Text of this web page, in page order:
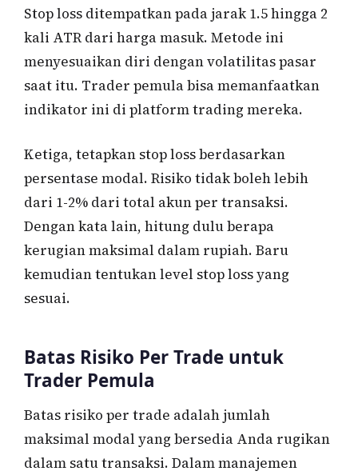
Stop loss ditempatkan pada jarak 1.5 hingga 2
kali ATR dari harga masuk. Metode ini
menyesuaikan diri dengan volatilitas pasar
saat itu. Trader pemula bisa memanfaatkan
indikator ini di platform trading mereka.
Ketiga, tetapkan stop loss berdasarkan
persentase modal. Risiko tidak boleh lebih
dari 1-2% dari total akun per transaksi.
Dengan kata lain, hitung dulu berapa
kerugian maksimal dalam rupiah. Baru
kemudian tentukan level stop loss yang
sesuai.
Batas Risiko Per Trade untuk
Trader Pemula
Batas risiko per trade adalah jumlah
maksimal modal yang bersedia Anda rugikan
dalam satu transaksi. Dalam manajemen